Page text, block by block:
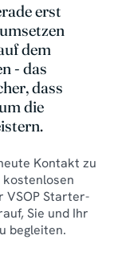
erst
dem
- das
dass
die
Kontakt zu
VSOP Starter-
Sie und Ihr
begleiten.